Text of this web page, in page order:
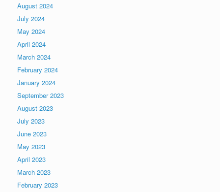
August 2024
July 2024
May 2024
April 2024
March 2024
February 2024
January 2024
September 2023
August 2023
July 2023
June 2023
May 2023
April 2023
March 2023
February 2023